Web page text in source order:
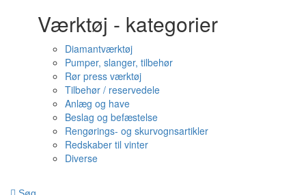
Værktøj - kategorier
Diamantværktøj
Pumper, slanger, tilbehør
Rør press værktøj
Tilbehør / reservedele
Anlæg og have
Beslag og befæstelse
Rengørings- og skurvognsartikler
Redskaber til vinter
Diverse